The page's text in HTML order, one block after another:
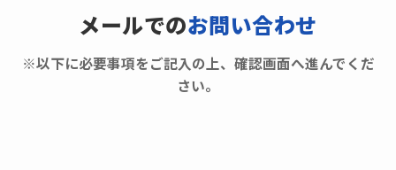
メールでのお問い合わせ
※以下に必要事項をご記入の上、確認画面へ進んでくだ
さい。